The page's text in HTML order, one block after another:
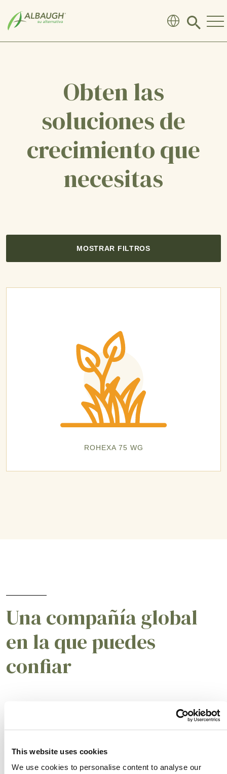
This website uses cookies
We use cookies to personalise content to analyse our
Click
search
Obten las
soluciones de
crecimiento que
necesitas
MOSTRAR FILTROS
ROHEXA 75 WG
Una compañía global
en la que puedes
confiar
Un aliado para tener prácticas comerciales más
alcancen niveles más altos de éxito.